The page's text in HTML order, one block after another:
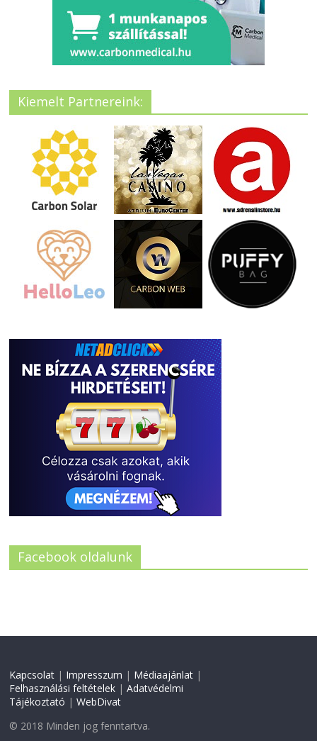
Kiemelt Partnereink:
Facebook oldalunk
Kapcsolat | Impresszum | Médiaajánlat |
Felhasználási feltételek |Adatvédelmi
Tájékoztató |WebDivat
© 2018 Minden jog fenntartva.